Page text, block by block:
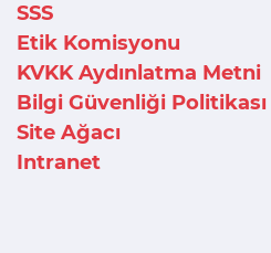
SSS
Etik Komisyonu
KVKK Aydınlatma Metni
Bilgi Güvenliği Politikası
Site Ağacı
Intranet